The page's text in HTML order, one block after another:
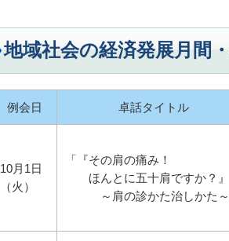
地域社会の経済発展月間
例会日 卓話タイトル
10月1日
（火）
「『その肩の痛み！
ほんとに五十肩ですか？』
～肩の診かた治しかた～